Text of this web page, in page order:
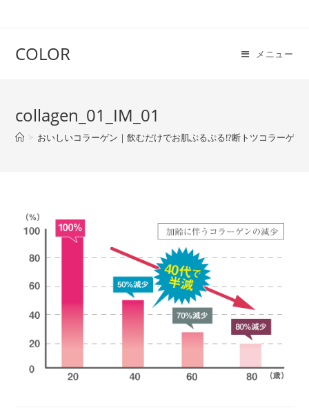
COLOR メニュー
collagen_01_IM_01
> おいしいコラーゲン｜飲むだけでお肌ぷるぷる!?断トツコラーゲン